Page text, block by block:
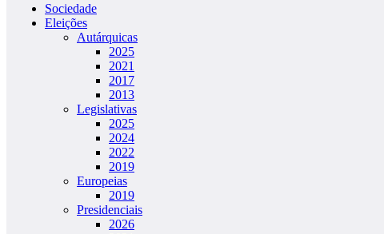
Sociedade
Eleições
Autárquicas
2025
2021
2017
2013
Legislativas
2025
2024
2022
2019
Europeias
2019
Presidenciais
2026